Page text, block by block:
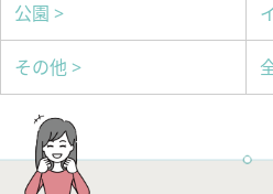
公園 >
その他 >